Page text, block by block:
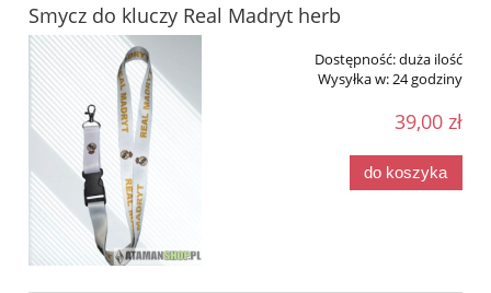
Smycz do kluczy Real Madryt herb
Dostępność:duża ilość
Wysyłka w: 24 godziny
39,00 zł
do koszyka